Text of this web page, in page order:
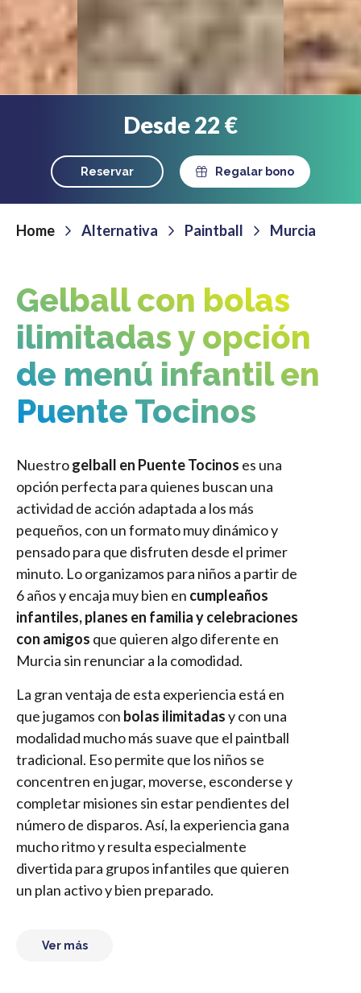
Desde 22 €
Reservar Regalar bono
Home Alternativa Paintball Murcia
Gelball con bolas
ilimitadas y opción
de menú infantil en
Puente Tocinos
Nuestrogelball en Puente Tocinos es una
opción perfecta para quienes buscan una
actividad de acción adaptada a los más
pequeños, con un formato muy dinámico y
pensado para que disfruten desde el primer
minuto. Lo organizamos para niños a partir de
6 años y encaja muy bien en cumpleaños
infantiles, planes en familia y celebraciones
con amigos que quieren algo diferente en
Murcia sin renunciar a la comodidad.
La gran ventaja de esta experiencia está en
que jugamos con bolas ilimitadasy con una
modalidad mucho más suave que el paintball
tradicional. Eso permite que los niños se
concentren en jugar, moverse, esconderse y
completar misiones sin estar pendientes del
número de disparos. Así, la experiencia gana
mucho ritmo y resulta especialmente
divertida para grupos infantiles que quieren
un plan activo y bien preparado.
Ver más